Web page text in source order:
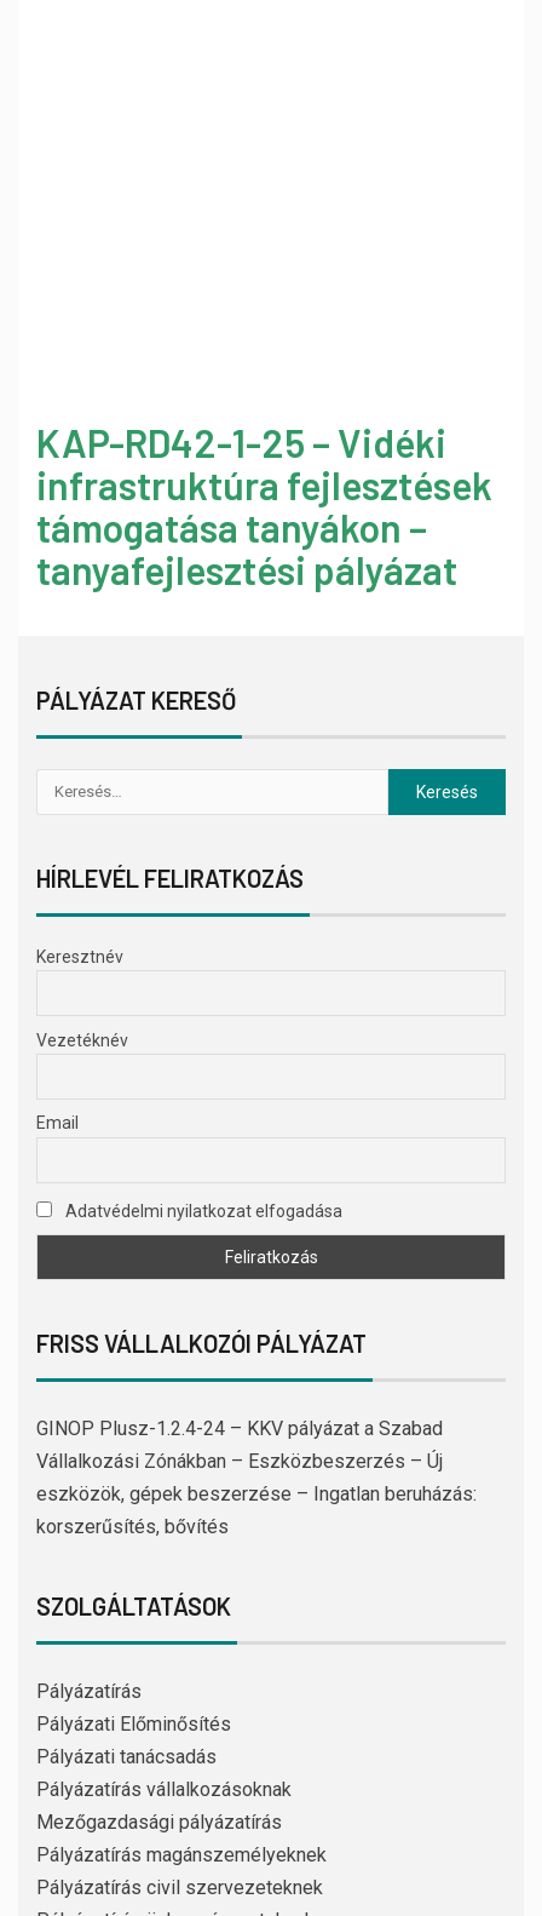
KAP-RD42-1-25 – Vidéki
infrastruktúra fejlesztések
támogatása tanyákon –
tanyafejlesztési pályázat
PÁLYÁZAT KERESŐ
HÍRLEVÉL FELIRATKOZÁS
Keresztnév
Vezetéknév
Email
Adatvédelmi nyilatkozat elfogadása
FRISS VÁLLALKOZÓI PÁLYÁZAT
GINOP Plusz-1.2.4-24 – KKV pályázat a Szabad
Vállalkozási Zónákban – Eszközbeszerzés – Új
eszközök, gépek beszerzése – Ingatlan beruházás:
korszerűsítés, bővítés
SZOLGÁLTATÁSOK
Pályázatírás
Pályázati Előminősítés
Pályázati tanácsadás
Pályázatírás vállalkozásoknak
Mezőgazdasági pályázatírás
Pályázatírás magánszemélyeknek
Pályázatírás civil szervezeteknek